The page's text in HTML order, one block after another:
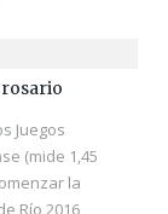
rosario
Juegos
(mide 1,45
la
Río 2016,